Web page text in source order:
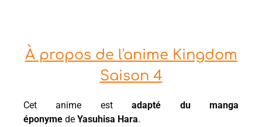
À propos de l'anime Kingdom
Saison 4
Cet anime estadapté du manga
éponyme de Yasuhisa Hara.